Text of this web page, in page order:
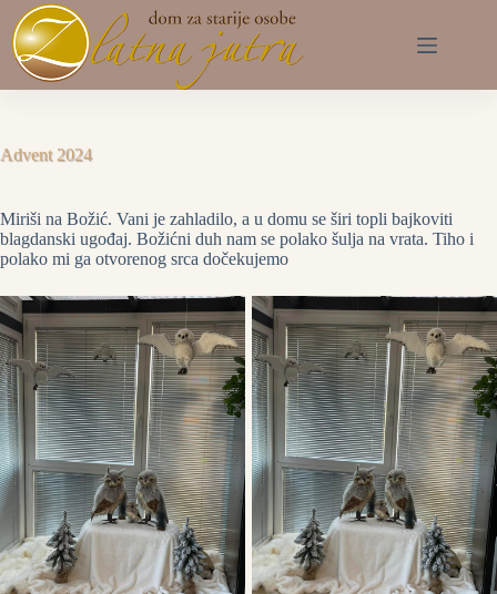
Preskoči
na
sadržaj
Advent 2024
Miriši na Božić. Vani je zahladilo, a u domu se širi topli bajkoviti
blagdanski ugođaj. Božićni duh nam se polako šulja na vrata. Tiho i
polako mi ga otvorenog srca dočekujemo